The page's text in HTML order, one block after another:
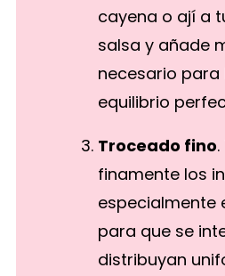
cayena o ají a
salsa y añade
necesario para
equilibrio
Troceado fino
finamente los
especialmente
para que se
distribuyan